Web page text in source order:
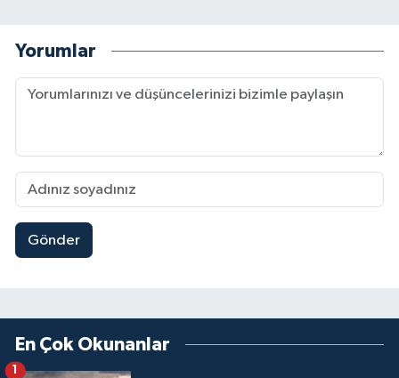
Yorumlar
Gönder
En Çok Okunanlar
1